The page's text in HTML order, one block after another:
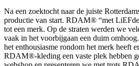
Na een zoektocht naar de juiste
productie van start. RDAM® “met
tot een merk. Op de straten werden we
vaak in het voorbijgaan een duim
het enthousiasme rondom het merk heeft
RDAM®-kleding een vaste plek hebben